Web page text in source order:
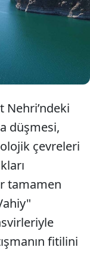
alan kıyamet
Dini çevreler
Nehri’ndeki
düşmesi,
çevreleri
tamamen
fitilini